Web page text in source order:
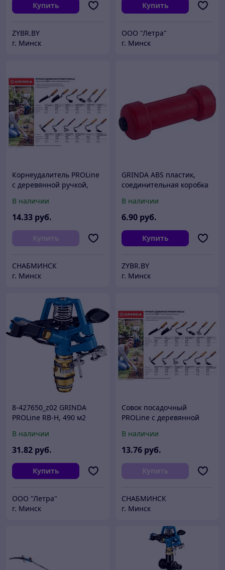
Купить
ZYBR.BY
г. Минск
Купить
ООО "Летра"
г. Минск
Корнеудалитель PROLine
с деревянной ручкой,
180х55х350мм
В наличии
14.33 руб.
Купить
СНАБМИНСК
г. Минск
GRINDA ABS пластик,
соединительная коробка
В наличии
6.90 руб.
Купить
ZYBR.BY
г. Минск
8-427650_z02 GRINDA
PROLine RB-H, 490 м2
распылителя,
распылитель
импульсный,
металлическая
В наличии
31.82 руб.
Купить
ООО "Летра"
г. Минск
Совок посадочный
PROLine с деревянной
180х90х375мм
В наличии
13.76 руб.
Купить
СНАБМИНСК
г. Минск